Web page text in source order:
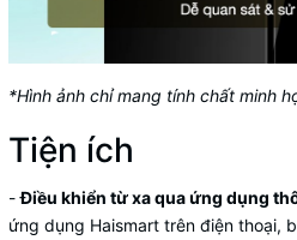
*Hình ảnh chỉ mang tính chất minh
Tiện ích
-Điều khiển từ xa qua ứng dụng
ứng dụng Haismart trên điện thoại,